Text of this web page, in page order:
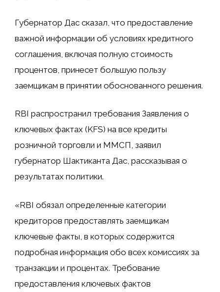
Губернатор Дас сказал, что предоставление
важной информации об условиях кредитного
соглашения, включая полную стоимость
процентов, принесет большую пользу
заемщикам в принятии обоснованного решения.
RBI распространил требования Заявления о
ключевых фактах (KFS) на все кредиты
розничной торговли и ММСП, заявил
губернатор Шактиканта Дас, рассказывая о
результатах политики.
«RBI обязал определенные категории
кредиторов предоставлять заемщикам
ключевые факты, в которых содержится
подробная информация обо всех комиссиях за
транзакции и процентах. Требование
предоставления ключевых фактов